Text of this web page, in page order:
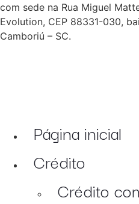
com sede na Rua Miguel
Evolution, CEP 88331-030,
Camboriú – SC.
Página inicial
Crédito
Crédito